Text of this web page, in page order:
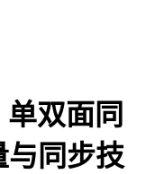
双面同
与同步技